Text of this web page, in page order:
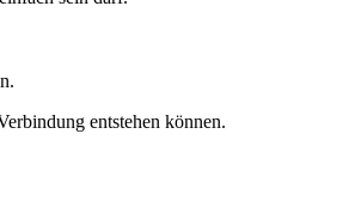
entstehen können.